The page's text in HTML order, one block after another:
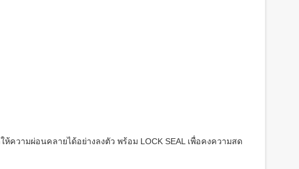
ความผ่อนคลายได้อย่างลงตัว พร้อม LOCK SEAL เพื่อคงความสด